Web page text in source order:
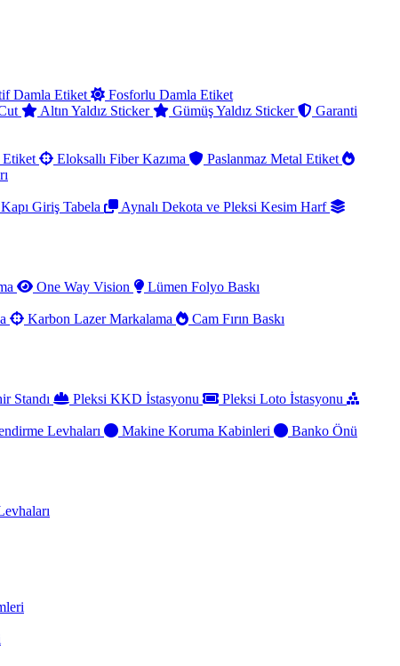
Damla Etiket
Fosforlu Damla Etiket
Altın Yaldız Sticker Gümüş Yaldız Sticker
Garanti
Eloksallı Fiber Kazıma
Paslanmaz Metal Etiket
Kapı Giriş Tabela
Aynalı Dekota ve Pleksi Kesim Harf
One Way Vision
Lümen Folyo Baskı
Karbon Lazer Markalama
Cam Fırın Baskı
Standı Pleksi KKD İstasyonu
Pleksi Loto İstasyonu
Levhaları Makine Koruma Kabinleri
Banko Önü